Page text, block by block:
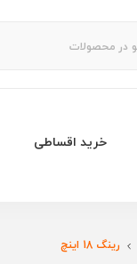
خرید اقساطی
رینگ 18 اینچ